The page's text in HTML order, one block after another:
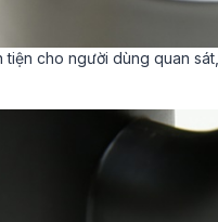
cho người dùng quan